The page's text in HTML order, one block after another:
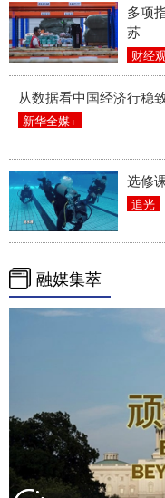
多项
苏
财经
从数据看中国经济行稳
新华全媒+
选修
追光
融媒集萃